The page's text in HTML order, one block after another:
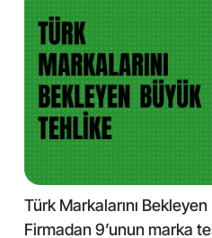
Türk Markalarını
Firmadan 9’unun marka